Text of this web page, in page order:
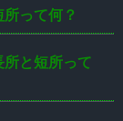
って何？
と短所って